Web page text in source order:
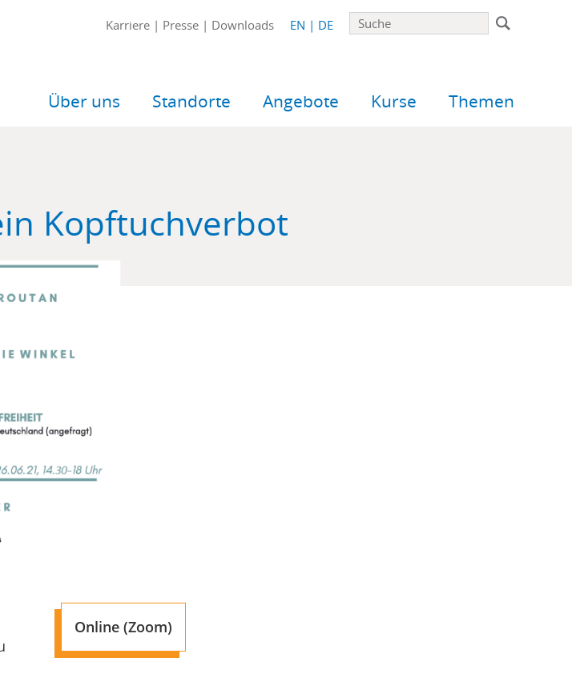
Meta-
Karriere Presse Downloads EN DE Suche
Main
Über uns Standorte Angebote Kurse Themen
Kopftuchverbot
Online (Zoom)